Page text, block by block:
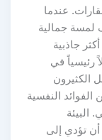
عندما
لمسة جمالية
جاذبية
رئيسياً في
الكثيرون
الفوائد النفسية
البيئة
أن تؤدي إلى